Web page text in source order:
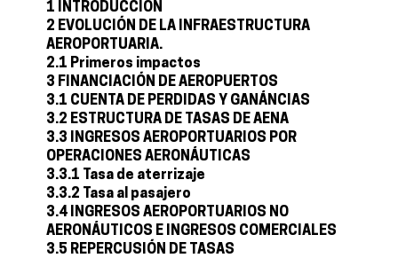
1 INTRODUCCIÓN
2 EVOLUCIÓN DE LA INFRAESTRUCTURA
AEROPORTUARIA.
2.1 Primeros impactos
3 FINANCIACIÓN DE AEROPUERTOS
3.1 CUENTA DE PERDIDAS Y GANÁNCIAS
3.2 ESTRUCTURA DE TASAS DE AENA
3.3 INGRESOS AEROPORTUARIOS POR
OPERACIONES AERONÁUTICAS
3.3.1 Tasa de aterrizaje
3.3.2 Tasa al pasajero
3.4 INGRESOS AEROPORTUARIOS NO
AERONÁUTICOS E INGRESOS COMERCIALES
3.5 REPERCUSIÓN DE TASAS